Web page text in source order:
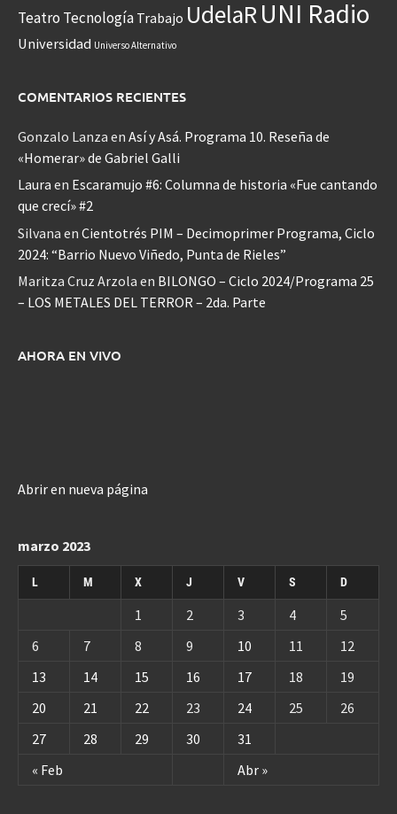
Teatro Tecnología Trabajo UdelaR UNI Radio
Universidad Universo Alternativo
COMENTARIOS RECIENTES
Gonzalo Lanza en Así y Asá. Programa 10. Reseña de
«Homerar» de Gabriel Galli
Laura en Escaramujo #6: Columna de historia «Fue cantando
que crecí» #2
Silvana en Cientotrés PIM – Decimoprimer Programa, Ciclo
2024: “Barrio Nuevo Viñedo, Punta de Rieles”
Maritza Cruz Arzola en BILONGO – Ciclo 2024/Programa 25
– LOS METALES DEL TERROR – 2da. Parte
AHORA EN VIVO
Abrir en nueva página
marzo 2023
L M X J V S D
« Feb Abr »
1 2 3 4
5
6
7 8 9 10 11
12
13
14 15 16 17 18
19
20
21 22 23 24 25
26
27
28 29 30 31